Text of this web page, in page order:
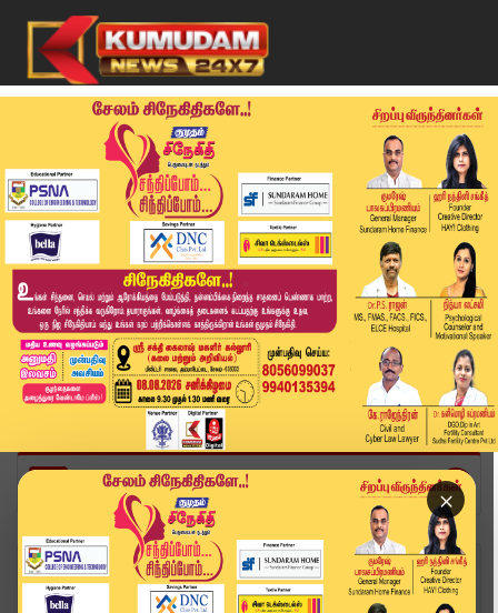
×
Home
வீடியோ ஸ்டோரி
2026 T20-ல் ஒரே குழுவில்இந்தியா, பாக். அணிகள் |...